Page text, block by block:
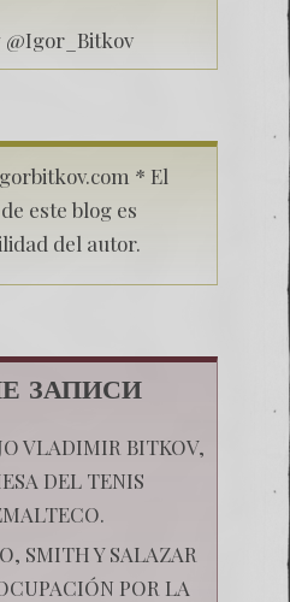
@Igor_Bitkov
* El
este blog es
del autor.
ЗАПИСИ
VLADIMIR BITKOV,
DEL TENIS
SMITH Y SALAZAR
POR LA